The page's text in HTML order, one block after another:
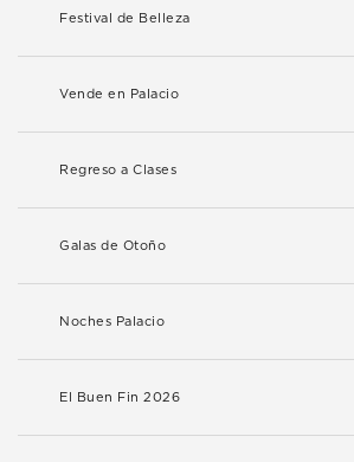
Festival de Belleza
Vende en Palacio
Regreso a Clases
Galas de Otoño
Noches Palacio
El Buen Fin 2026